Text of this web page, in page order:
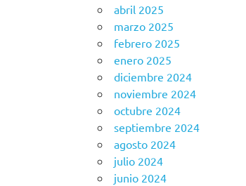
abril 2025
marzo 2025
febrero 2025
enero 2025
diciembre 2024
noviembre 2024
octubre 2024
septiembre 2024
agosto 2024
julio 2024
junio 2024